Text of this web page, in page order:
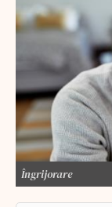
Îngrijorare